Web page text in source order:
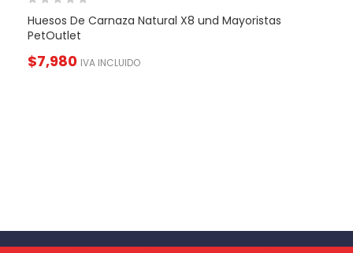
Huesos De Carnaza Natural X8 und Mayoristas
PetOutlet
$7,980 IVA INCLUIDO